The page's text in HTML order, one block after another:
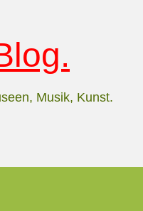
Musik, Kunst.